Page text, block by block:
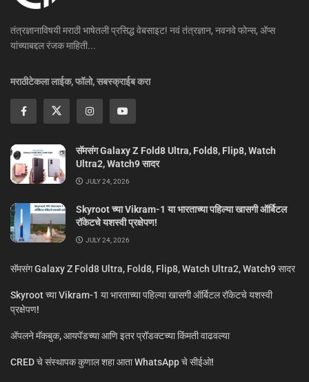
तंत्रज्ञानाविषयी मराठी भाषेतली प्रसिद्ध वेबसाइट! नवं तंत्रज्ञान, नवनवे फोन्स, ॲप्स
यांच्याबद्दल रंजक माहिती...
मराठीटेकला लाईक, फॉलो, सबस्क्राईब करा
सॅमसंग Galaxy Z Fold8 Ultra, Fold8, Flip8, Watch
Ultra2, Watch9 सादर
JULY 24, 2026
Skyroot च्या Vikram-1 या भारताच्या पहिल्या खासगी ऑर्बिटल
रॉकेटचे यशस्वी प्रक्षेपण!
JULY 24, 2026
सॅमसंग Galaxy Z Fold8 Ultra, Fold8, Flip8, Watch Ultra2, Watch9 सादर
Skyroot च्या Vikram-1 या भारताच्या पहिल्या खासगी ऑर्बिटल रॉकेटचे यशस्वी
प्रक्षेपण!
ॲपलने मॅकबुक, आयपॅडच्या आणि इतर प्रॉडक्टच्या किंमती वाढवल्या
CRED चे संस्थापक कुणाल शहा आता WhatsApp चे सीईओ!